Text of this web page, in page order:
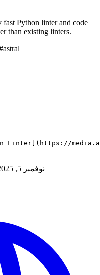
Python linter and code
than existing linters.
#astral
Linter](https://
نوفمبر 5, 2025